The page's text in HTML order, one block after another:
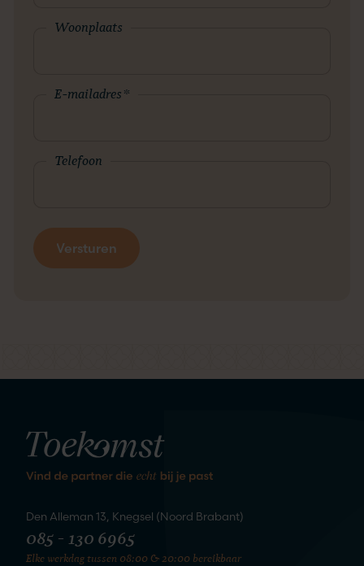
Woonplaats
E-mailadres*
Telefoon
Den Alleman 13, Knegsel (Noord Brabant)
085 - 130 6965
Elke werkdag tussen 08:00 & 20:00 bereikbaar
We staan te springen om
te maken